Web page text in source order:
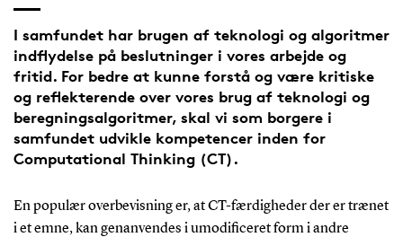
I samfundet har brugen af ​​teknologi og algoritmer
indflydelse på beslutninger i vores arbejde og
fritid. For bedre at kunne forstå og være kritiske
og reflekterende over vores brug af teknologi og
beregningsalgoritmer, skal vi som borgere i
samfundet udvikle kompetencer inden for
Computational Thinking (CT).
En populær overbevisning er, at CT-færdigheder der er trænet
i et emne, kan genanvendes i umodificeret form i andre